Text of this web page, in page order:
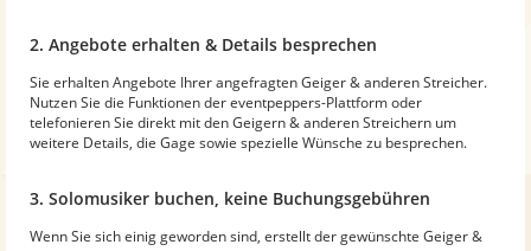
2. Angebote erhalten & Details besprechen
Sie erhalten Angebote Ihrer angefragten Geiger & anderen Streicher.
Nutzen Sie die Funktionen der eventpeppers-Plattform oder
telefonieren Sie direkt mit den Geigern & anderen Streichern um
weitere Details, die Gage sowie spezielle Wünsche zu besprechen.
3. Solomusiker buchen, keine Buchungsgebühren
Wenn Sie sich einig geworden sind, erstellt der gewünschte Geiger &